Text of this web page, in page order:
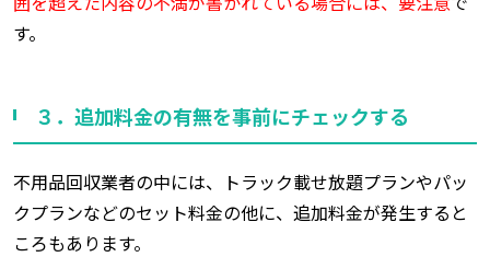
す。
３．追加料金の有無を事前にチェックする
不用品回収業者の中には、トラック載せ放題プランやパッ
クプランなどのセット料金の他に、追加料金が発生すると
ころもあります。